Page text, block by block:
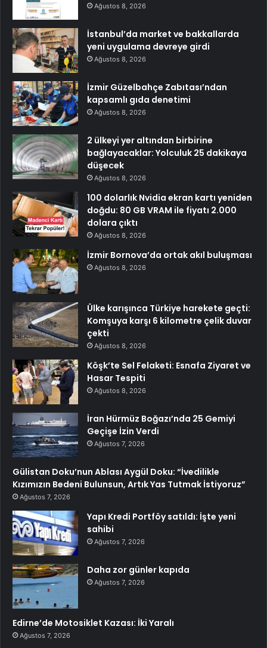
Ağustos 8, 2026
İstanbul’da market ve bakkallarda
yeni uygulama devreye girdi
Ağustos 8, 2026
İzmir Güzelbahçe Zabıtası’ndan
kapsamlı gıda denetimi
Ağustos 8, 2026
2 ülkeyi yer altından birbirine
bağlayacaklar: Yolculuk 25 dakikaya
düşecek
Ağustos 8, 2026
100 dolarlık Nvidia ekran kartı yeniden
doğdu: 80 GB VRAM ile fiyatı 2.000
dolara çıktı
Ağustos 8, 2026
İzmir Bornova’da ortak akıl buluşması
Ağustos 8, 2026
Ülke karışınca Türkiye harekete geçti:
Komşuya karşı 6 kilometre çelik duvar
çekti
Ağustos 8, 2026
Köşk’te Sel Felaketi: Esnafa Ziyaret ve
Hasar Tespiti
Ağustos 8, 2026
İran Hürmüz Boğazı’nda 25 Gemiyi
Geçişe İzin Verdi
Ağustos 7, 2026
Gülistan Doku’nun Ablası Aygül Doku: “İvedilikle
Kızımızın Bedeni Bulunsun, Artık Yas Tutmak İstiyoruz”
Ağustos 7, 2026
Yapı Kredi Portföy satıldı: İşte yeni
sahibi
Ağustos 7, 2026
Daha zor günler kapıda
Ağustos 7, 2026
Edirne’de Motosiklet Kazası: İki Yaralı
Ağustos 7, 2026